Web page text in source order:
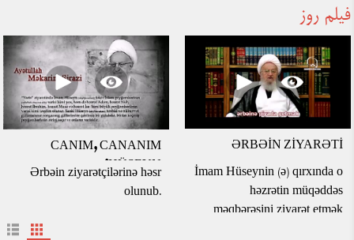
فیلم روز
ƏRBƏİN ZİYARƏTİ
İmam Hüseynin (ə) qırxında o
həzrətin müqəddəs
məqbərəsini ziyarət etmək
CANIM, CANANIM
HÜSEYN!
Ərbəin ziyarətçilərinə həsr
olunub.